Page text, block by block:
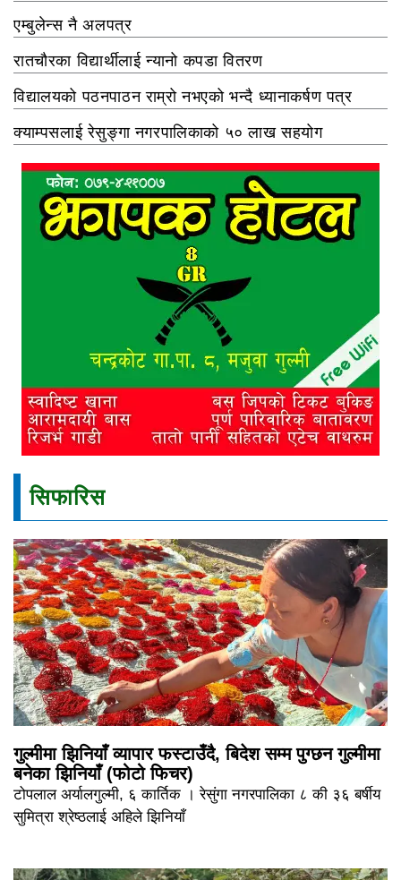
एम्बुलेन्स नै अलपत्र
रातचौरका विद्यार्थीलाई न्यानो कपडा वितरण
विद्यालयको पठनपाठन राम्रो नभएको भन्दै ध्यानाकर्षण पत्र
क्याम्पसलाई रेसुङ्गा नगरपालिकाको ५० लाख सहयोग
सिफारिस
गुल्मीमा झिनियाँ व्यापार फस्टाउँदै, बिदेश सम्म पुग्छन गुल्मीमा
बनेका झिनियाँ (फोटो फिचर)
टोपलाल अर्यालगुल्मी, ६ कार्तिक । रेसुंगा नगरपालिका ८ की ३६ बर्षीय
सुमित्रा श्रेष्ठलाई अहिले झिनियाँ